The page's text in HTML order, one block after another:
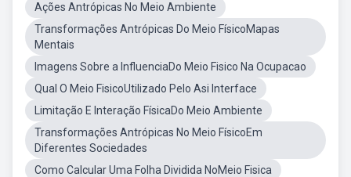
Ações Antrópicas No Meio Ambiente
Transformações Antrópicas Do Meio FísicoMapas
Mentais
Imagens Sobre a InfluenciaDo Meio Fisico Na Ocupacao
Qual O Meio FisicoUtilizado Pelo Asi Interface
Limitação E Interação FísicaDo Meio Ambiente
Transformações Antrópicas No Meio FísicoEm
Diferentes Sociedades
Como Calcular Uma Folha Dividida NoMeio Fisica